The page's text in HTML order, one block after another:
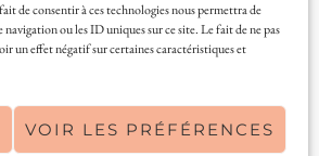
de consentir à ces technologies nous permettra de
ou les ID uniques sur ce site. Le fait de ne pas
un effet négatif sur certaines caractéristiques et
VOIR LES PRÉFÉRENCES
je vis depuis plusieurs
initié·e. !